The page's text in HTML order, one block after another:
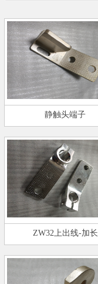
静触头端子
ZW32上出线-加长